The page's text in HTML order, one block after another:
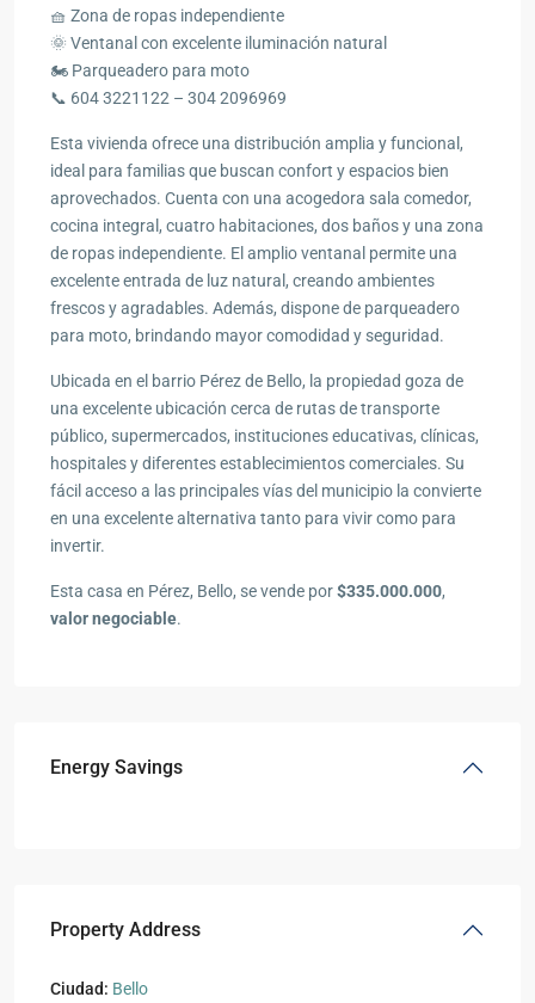
🧺 Zona de ropas independiente
🌞 Ventanal con excelente iluminación natural
🏍️ Parqueadero para moto
📞 604 3221122 – 304 2096969
Esta vivienda ofrece una distribución amplia y funcional,
ideal para familias que buscan confort y espacios bien
aprovechados. Cuenta con una acogedora sala comedor,
cocina integral, cuatro habitaciones, dos baños y una zona
de ropas independiente. El amplio ventanal permite una
excelente entrada de luz natural, creando ambientes
frescos y agradables. Además, dispone de parqueadero
para moto, brindando mayor comodidad y seguridad.
Ubicada en el barrio Pérez de Bello, la propiedad goza de
una excelente ubicación cerca de rutas de transporte
público, supermercados, instituciones educativas, clínicas,
hospitales y diferentes establecimientos comerciales. Su
fácil acceso a las principales vías del municipio la convierte
en una excelente alternativa tanto para vivir como para
invertir.
Esta casa en Pérez, Bello, se vende por$335.000.000,
valor negociable.
Energy Savings
Property Address
Ciudad: Bello